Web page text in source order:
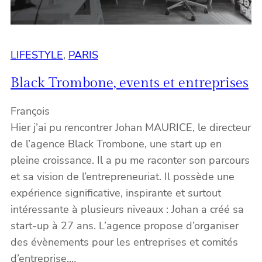
LIFESTYLE, PARIS
Black Trombone, events et entreprises
François
Hier j’ai pu rencontrer Johan MAURICE, le directeur
de l’agence Black Trombone, une start up en
pleine croissance. Il a pu me raconter son parcours
et sa vision de l’entrepreneuriat. Il possède une
expérience significative, inspirante et surtout
intéressante à plusieurs niveaux : Johan a créé sa
start-up à 27 ans. L’agence propose d’organiser
des évènements pour les entreprises et comités
d’entreprise.…